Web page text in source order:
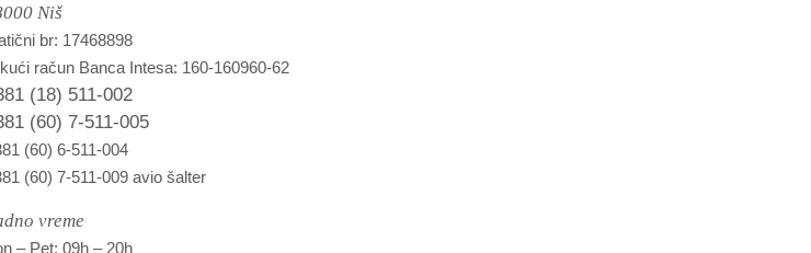
Niš
br: 17468898
račun Banca Intesa: 160-160960-62
(18) 511-002
(60) 7-511-005
(60) 6-511-004
(60) 7-511-009 avio šalter
vreme
– Pet: 09h – 20h